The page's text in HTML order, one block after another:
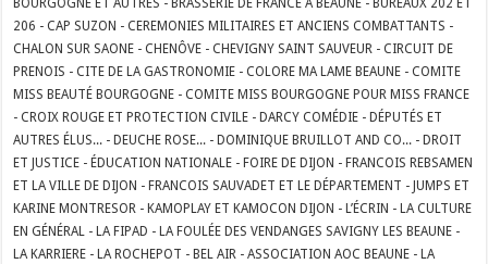
BOURGOGNE ET AUTRES - BRASSERIE DE FRANCE A BEAUNE - BUREAUX 202 ET
206 - CAP SUZON - CEREMONIES MILITAIRES ET ANCIENS COMBATTANTS -
CHALON SUR SAONE - CHENÔVE - CHEVIGNY SAINT SAUVEUR - CIRCUIT DE
PRENOIS - CITE DE LA GASTRONOMIE - COLORE MA LAME BEAUNE - COMITE
MISS BEAUTÉ BOURGOGNE - COMITE MISS BOURGOGNE POUR MISS FRANCE
- CROIX ROUGE ET PROTECTION CIVILE - DARCY COMÉDIE - DÉPUTÉS ET
AUTRES ÉLUS... - DEUCHE ROSE... - DOMINIQUE BRUILLOT AND CO... - DROIT
ET JUSTICE - ÉDUCATION NATIONALE - FOIRE DE DIJON - FRANCOIS REBSAMEN
ET LA VILLE DE DIJON - FRANCOIS SAUVADET ET LE DÉPARTEMENT - JUMPS ET
KARINE MONTRESOR - KAMOPLAY ET KAMOCON DIJON - L’ÉCRIN - LA CULTURE
EN GÉNÉRAL - LA FIPAD - LA FOULÉE DES VENDANGES SAVIGNY LES BEAUNE -
LA KARRIERE - LA ROCHEPOT - BEL AIR - ASSOCIATION AOC BEAUNE - LA